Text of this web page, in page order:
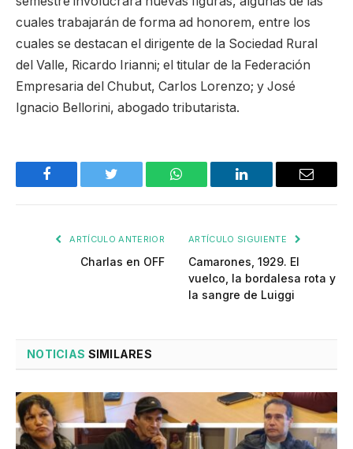
cuales trabajarán de forma ad honorem, entre los
cuales se destacan el dirigente de la Sociedad Rural
del Valle, Ricardo Irianni; el titular de la Federación
Empresaria del Chubut, Carlos Lorenzo; y José
Ignacio Bellorini, abogado tributarista.
Facebook Twitter WhatsApp LinkedIn Email
ARTÍCULO ANTERIOR
Charlas en OFF
ARTÍCULO SIGUIENTE
Camarones, 1929. El
vuelco, la bordalesa rota y
la sangre de Luiggi
NOTICIAS SIMILARES